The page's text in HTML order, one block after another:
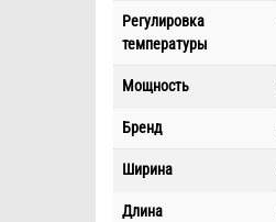
Регулировка
температуры
Мощность
Бренд
Ширина
Длина